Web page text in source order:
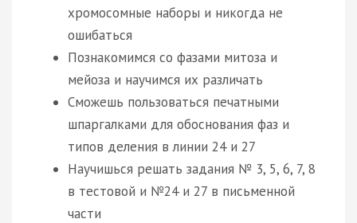
хромосомные наборы и никогда не
ошибаться
Познакомимся со фазами митоза и
мейоза и научимся их различать
Сможешь пользоваться печатными
шпаргалками для обоснования фаз и
типов деления в линии 24 и 27
Научишься решать задания № 3, 5, 6, 7, 8
в тестовой и №24 и 27 в письменной
части